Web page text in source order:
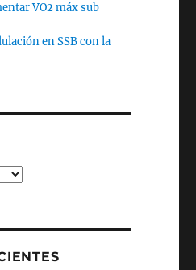
VO2 máx sub
en SSB con la